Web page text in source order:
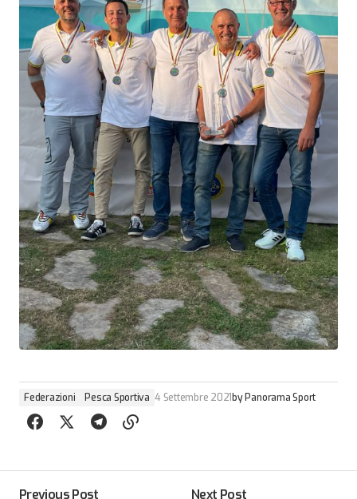
Federazioni Pesca Sportiva 4 Settembre 2021byPanorama Sport
Previous Post Next Post